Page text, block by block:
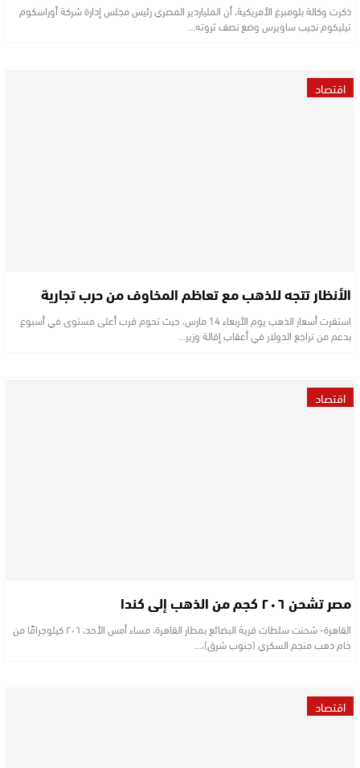
ذكرت وكالة بلومبرغ الأمريكية، أن الملياردير المصري رئيس مجلس إدارة شركة أوراسكوم
تيليكوم نجيب ساويرس وضع نصف ثروته…
اقتصاد
الأنظار تتجه للذهب مع تعاظم المخاوف من حرب تجارية
استقرت أسعار الذهب يوم الأربعاء 14 مارس، حيث تحوم قرب أعلى مستوى في أسبوع
بدعم من تراجع الدولار في أعقاب إقالة وزير…
اقتصاد
مصر تشحن ٢٠٦ كجم من الذهب إلى كندا
القاهرة- شحنت سلطات قرية البضائع بمطار القاهرة، مساء أمس الأحد، ٢٠٦ كيلوجرامًا من
خام ذهب منجم السكري (جنوب شرق)،…
اقتصاد